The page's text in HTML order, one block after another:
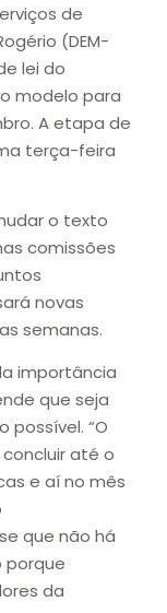
de
(DEM-
lei do
modelo para
A etapa de
terça-feira
o texto
comissões
novas
semanas.
importância
que seja
possível. “O
até o
e aí no mês
que não há
porque
da